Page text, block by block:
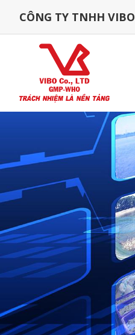
CÔNG TY TNHH VIBO